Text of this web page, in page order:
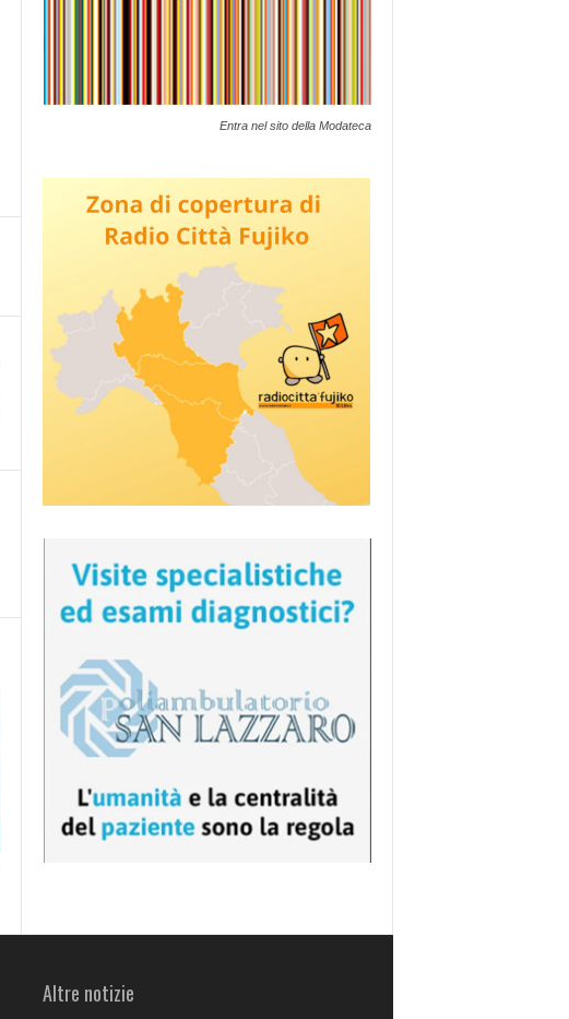
Entra nel sito della Modateca
Altre notizie